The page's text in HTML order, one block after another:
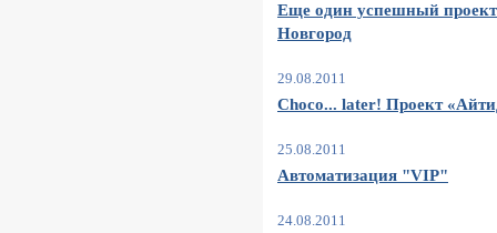
Еще один успешный
Новгород
29.08.2011
Choco... later! Проект
25.08.2011
Автоматизация "VIP"
24.08.2011